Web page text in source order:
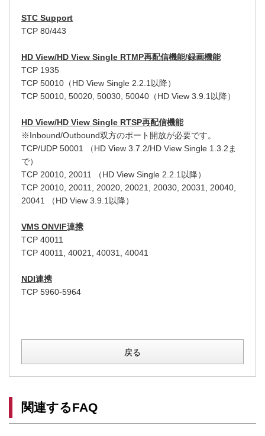
STC Support
TCP 80/443
HD View/HD View Single RTMP再配信機能/録画機能
TCP 1935
TCP 50010（HD View Single 2.2.1以降）
TCP 50010, 50020, 50030, 50040（HD View 3.9.1以降）
HD View/HD View Single RTSP再配信機能
※Inbound/Outbound双方のポート開放が必要です。
TCP/UDP 50001 （HD View 3.7.2/HD View Single 1.3.2ま
で）
TCP 20010, 20011 （HD View Single 2.2.1以降）
TCP 20010, 20011, 20020, 20021, 20030, 20031, 20040,
20041 （HD View 3.9.1以降）
VMS ONVIF連携
TCP 40011
TCP 40011, 40021, 40031, 40041
NDI連携
TCP 5960-5964
戻る
関連するFAQ